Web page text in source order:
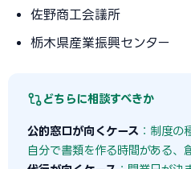
佐野商工会議所
栃木県産業振興センター
どちらに相談すべきか
公的窓口が向くケース ：制度の
自分で書類を作る時間がある、